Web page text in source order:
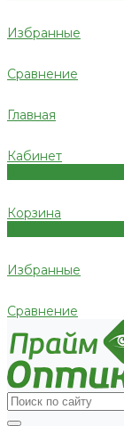
Избранные
Сравнение
Главная
Кабинет
Корзина
Избранные
Сравнение